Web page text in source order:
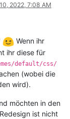
2022, 7:08 AM
Wenn ihr
ihr diese für
default/css/
(wobei die
wird).
möchten in den
ist nicht